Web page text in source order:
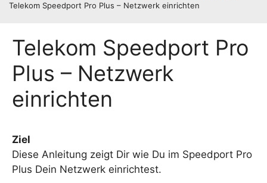
Telekom Speedport Pro Plus – Netzwerk einrichten
Telekom Speedport Pro
Plus – Netzwerk
einrichten
Ziel
Diese Anleitung zeigt Dir wie Du im Speedport Pro
Plus Dein Netzwerk einrichtest.